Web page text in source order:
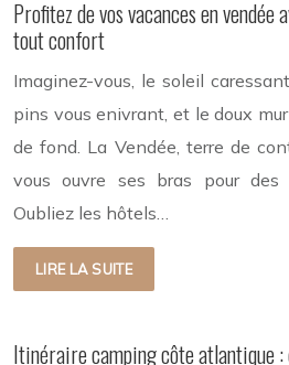
Profitez de vos vacances en vendée
tout confort
Imaginez-vous, le soleil
pins vous enivrant, et le doux
de fond. La Vendée, terre de
vous ouvre ses bras pour des
Oubliez les hôtels…
LIRE LA SUITE
Itinéraire camping côte atlantique :